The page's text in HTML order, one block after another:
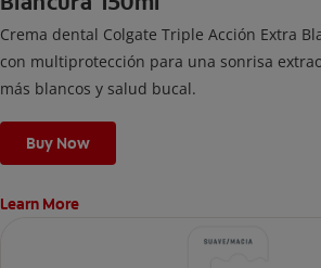
Crema dental Colgate Triple Acción Extra
con multiprotección para una sonrisa
más blancos y salud bucal.
Buy Now
Learn More